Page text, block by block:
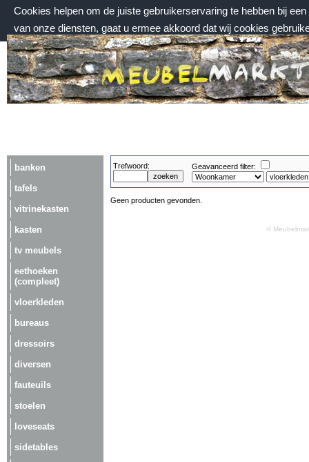
Cookies helpen om de juiste gebruikerservaring te hebben bij
van onze diensten, gaat u ermee akkoord dat wij cookies
zondag 9 augustus 2026, 04:10 uur
Welkom bij Meubelmarktplein.nl
banken
tafels
vitrinekasten
kasten
tv meubels
eethoeken
(compleet)
vloerkleden
bureaus
dressoirs
diversen
fauteuils
stoelen
loveseats
sidetables
Trefwoord: Geavanceerd filter:
Geen producten gevonden.
©